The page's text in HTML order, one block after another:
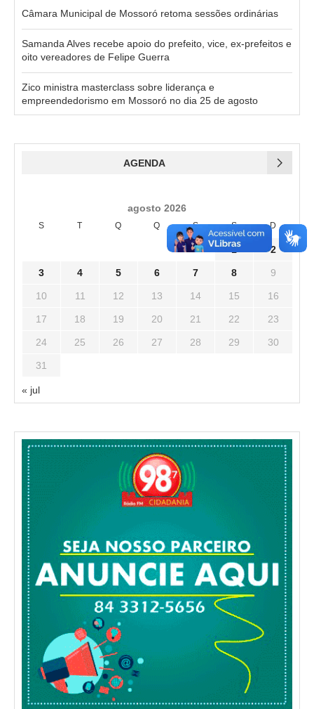
Câmara Municipal de Mossoró retoma sessões ordinárias
Samanda Alves recebe apoio do prefeito, vice, ex-prefeitos e
oito vereadores de Felipe Guerra
Zico ministra masterclass sobre liderança e
empreendedorismo em Mossoró no dia 25 de agosto
AGENDA
agosto 2026
S T Q Q S S D
1 2
3 4 5 6 7 8 9
10 11 12 13 14 15 16
17 18 19 20 21 22 23
24 25 26 27 28 29 30
31
« jul